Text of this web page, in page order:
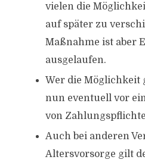
vielen die
auf später zu
Maßnahme ist aber
ausgelaufen.
Wer die Möglichkeit
nun eventuell vor
von
Auch bei anderen
Altersvorsorge gilt